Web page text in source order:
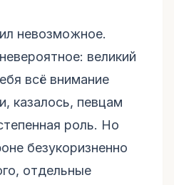
невозможное.
великий
всё внимание
казалось, певцам
роль. Но
безукоризненно
отдельные